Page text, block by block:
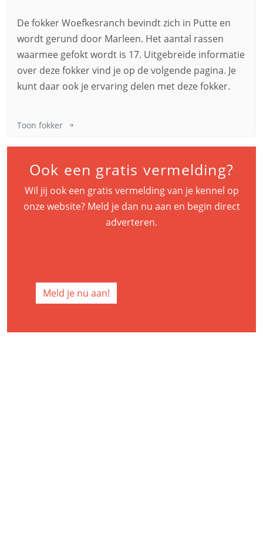
De fokker Woefkesranch bevindt zich in Putte en
wordt gerund door Marleen. Het aantal rassen
waarmee gefokt wordt is 17. Uitgebreide informatie
over deze fokker vind je op de volgende pagina. Je
kunt daar ook je ervaring delen met deze fokker.
Toon fokker
Ook een gratis vermelding?
Wil jij ook een gratis vermelding van je kennel op
onze website? Meld je dan nu aan en begin direct
adverteren.
Meld je nu aan!